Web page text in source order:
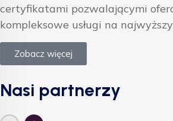
certyfikatami pozwalającymi
kompleksowe usługi na
Zobacz więcej
Nasi partnerzy